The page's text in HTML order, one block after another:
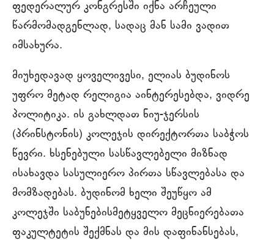
ფედერალურ კონგრესში იქნა არჩეული
წარმომადგენლად, სადაც მან სამი ვადით
იმსახურა.
მიუხედავად ყოველივესი, ელიას ბუდინოს
უფრო მეტად რელიგია აინტერესებდა, ვიდრე
პოლიტიკა. ის გახლდათ ნიუ-ჯერსის
(პრინსტონის) კოლეჯის დირექტორთა საბჭოს
წევრი. ხსენებული სასწავლებელი მიზნად
ისახავდა სასულიერო პირთა სწავლებასა და
მომზადებას. ბუდინომ ხელი შეუწყო ამ
კოლეჯში საბუნებისმეტყველო მეცნიერებათა
ფაკულტეტის შექმნას და მის დაფინანსებას,